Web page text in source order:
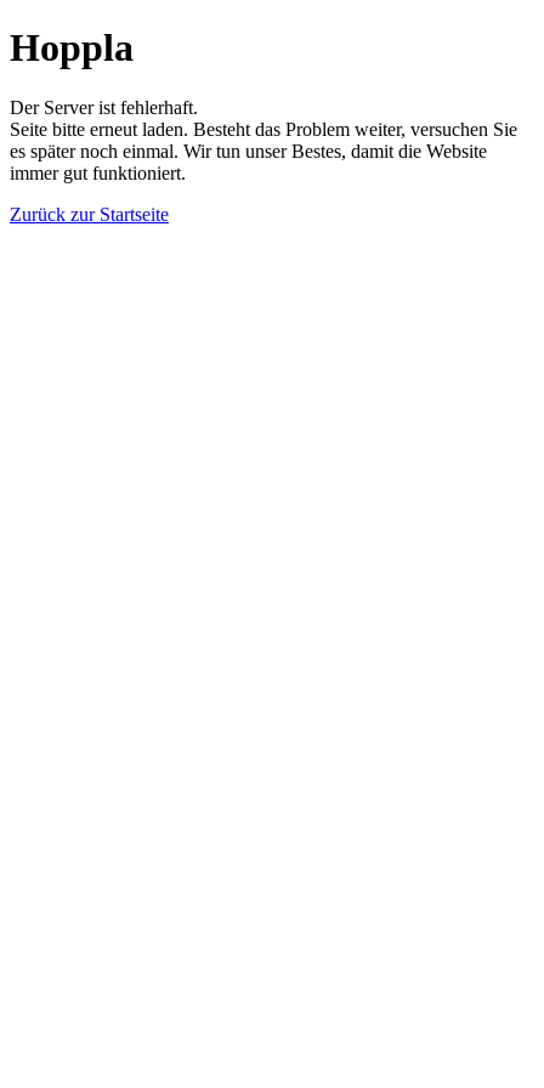
Hoppla
Der Server ist fehlerhaft.
Seite bitte erneut laden. Besteht das Problem weiter, versuchen Sie
es später noch einmal. Wir tun unser Bestes, damit die Website
immer gut funktioniert.
Zurück zur Startseite